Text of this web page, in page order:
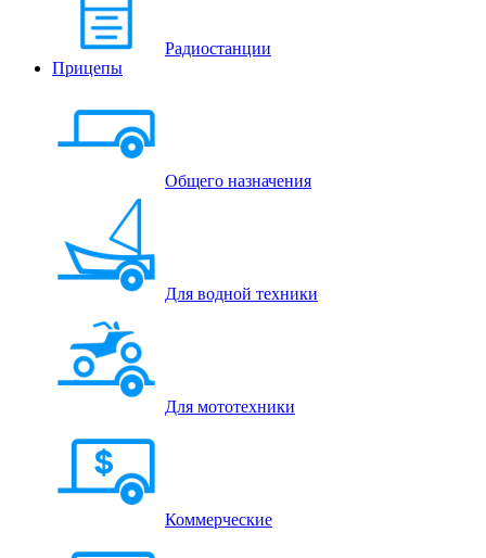
Радиостанции
Прицепы
Общего назначения
Для водной техники
Для мототехники
Коммерческие